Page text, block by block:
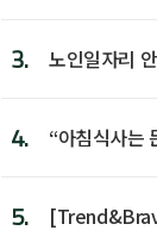
3.
노인일자리
4.
“아침식사는
5.